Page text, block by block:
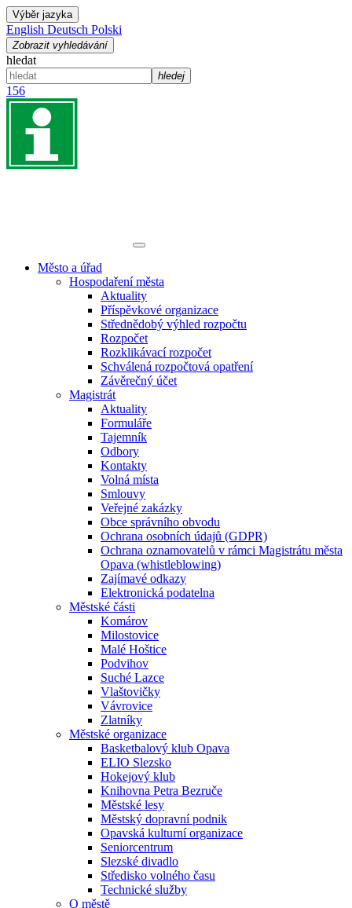
Výběr jazyka
English Deutsch Polski
Zobrazit vyhledávání
hledat
hledej
156
Město a úřad
Hospodaření města
Aktuality
Příspěvkové organizace
Střednědobý výhled rozpočtu
Rozpočet
Rozklikávací rozpočet
Schválená rozpočtová opatření
Závěrečný účet
Magistrát
Aktuality
Formuláře
Tajemník
Odbory
Kontakty
Volná místa
Smlouvy
Veřejné zakázky
Obce správního obvodu
Ochrana osobních údajů (GDPR)
Ochrana oznamovatelů v rámci Magistrátu města
Opava (whistleblowing)
Zajímavé odkazy
Elektronická podatelna
Městské části
Komárov
Milostovice
Malé Hoštice
Podvihov
Suché Lazce
Vlaštovičky
Vávrovice
Zlatníky
Městské organizace
Basketbalový klub Opava
ELIO Slezsko
Hokejový klub
Knihovna Petra Bezruče
Městské lesy
Městský dopravní podnik
Opavská kulturní organizace
Seniorcentrum
Slezské divadlo
Středisko volného času
Technické služby
O městě